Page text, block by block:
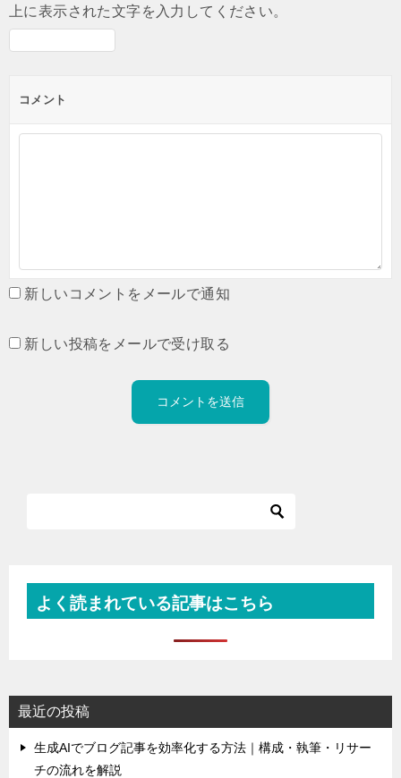
上に表示された文字を入力してください。
コメント
新しいコメントをメールで通知
新しい投稿をメールで受け取る
よく読まれている記事はこちら
最近の投稿
生成AIでブログ記事を効率化する方法｜構成・執筆・リサー
チの流れを解説